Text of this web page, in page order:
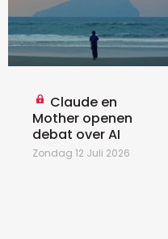
Claude en
Mother openen
debat over AI
Zondag 12 Juli 2026